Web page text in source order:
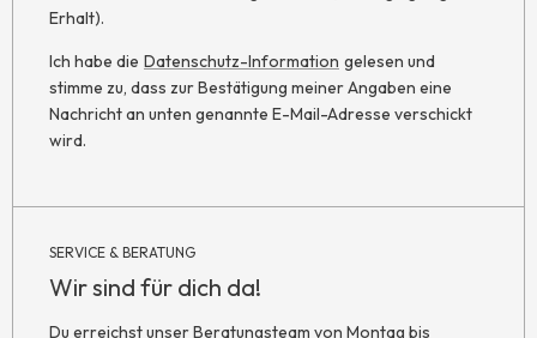
Erhalt).
Ich habe die Datenschutz-Information gelesen und
stimme zu, dass zur Bestätigung meiner Angaben eine
Nachricht an unten genannte E-Mail-Adresse verschickt
wird.
SERVICE & BERATUNG
Wir sind für dich da!
Du erreichst unser Beratungsteam von Montag bis